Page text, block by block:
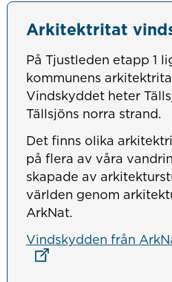
Arkitektritat
På Tjustleden etapp 1
kommunens
Vindskyddet heter
Tällsjöns norra strand.
Det finns olika
på flera av våra
skapade av
världen genom
ArkNat.
Vindskydden från